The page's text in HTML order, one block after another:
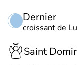
Dernier
croissant de
Saint